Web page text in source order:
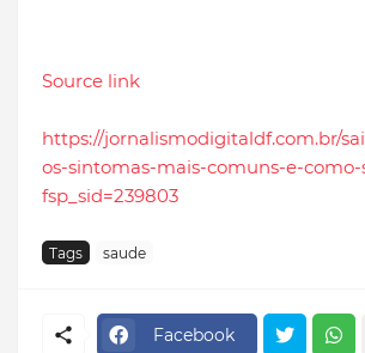
Source link
https://jornalismodigitaldf.com.br/
os-sintomas-mais-comuns-e-
fsp_sid=239803
Tags saude
Facebook